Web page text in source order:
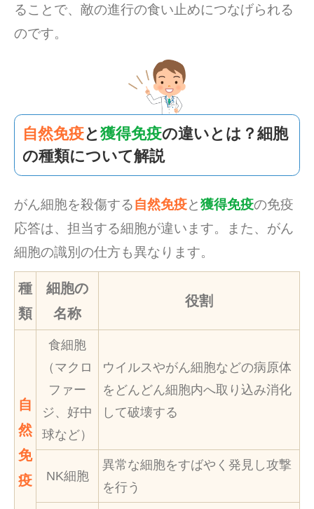
ることで、敵の進行の食い止めにつなげられる
のです。
自然免疫と獲得免疫の違いとは？細胞
の種類について解説
がん細胞を殺傷する自然免疫と獲得免疫の免疫
応答は、担当する細胞が違います。また、がん
細胞の識別の仕方も異なります。
種
類
細胞の
名称
役割
自
然
免
疫
食細胞
（マクロ
ファー
ジ、好中
球など）
ウイルスやがん細胞などの病原体
をどんどん細胞内へ取り込み消化
して破壊する
NK細胞
異常な細胞をすばやく発見し攻撃
を行う